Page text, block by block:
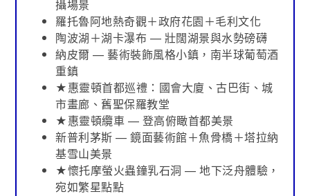
攝場景
羅托魯阿地熱奇觀＋政府花園＋毛利文化
陶波湖＋湖卡瀑布 — 壯闊湖景與水勢磅礴
納皮爾 — 藝術裝飾風格小鎮，南半球葡萄酒
重鎮
★惠靈頓首都巡禮：國會大廈、古巴街、城
市畫廊、舊聖保羅教堂
★惠靈頓纜車 — 登高俯瞰首都美景
新普利茅斯 — 鏡面藝術館＋魚骨橋＋塔拉納
基雪山美景
★懷托摩螢火蟲鐘乳石洞 — 地下泛舟體驗，
宛如繁星點點